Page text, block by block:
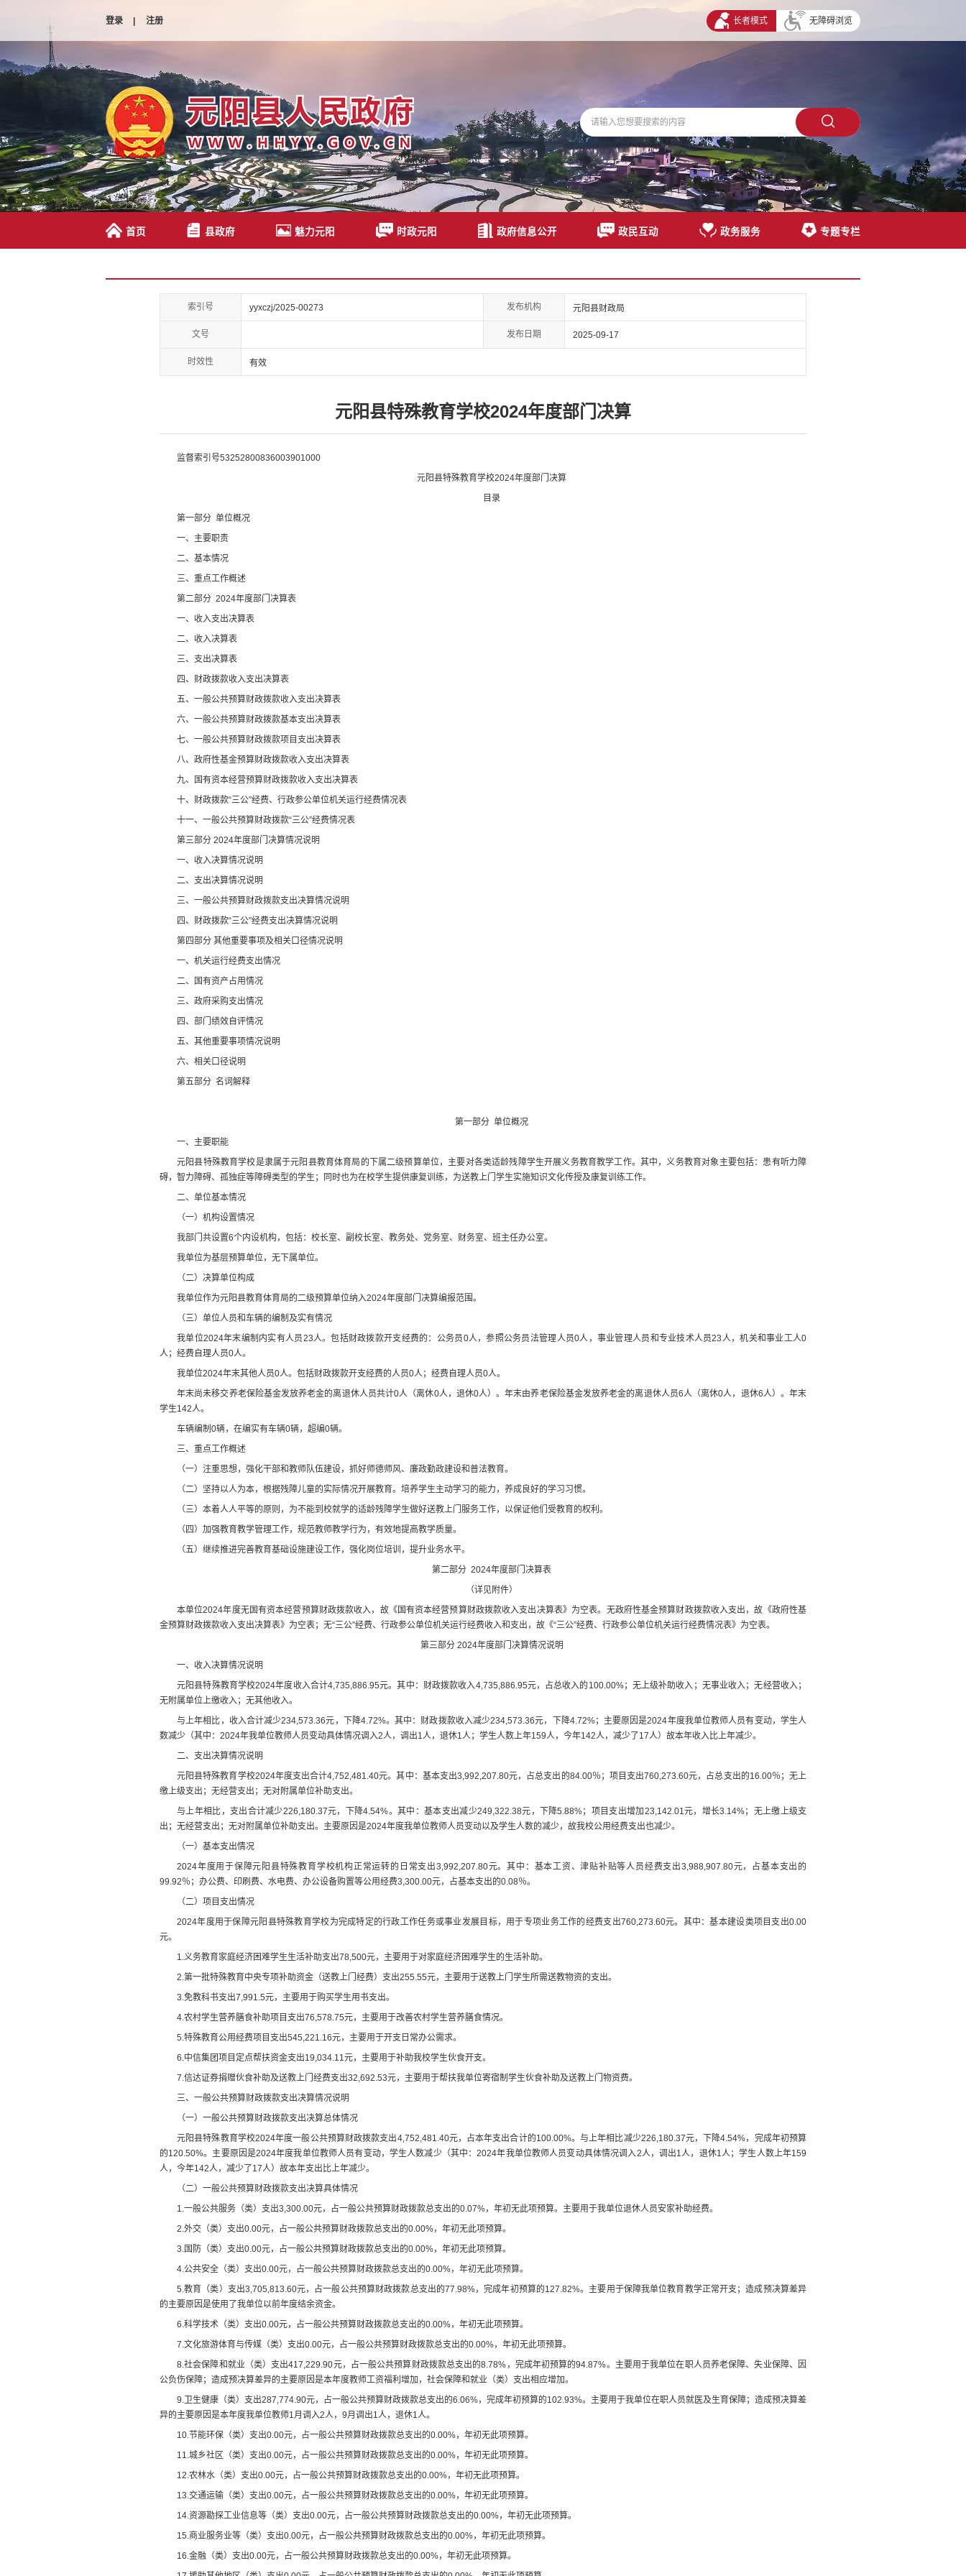
登录 | 注册 长者模式 无障碍浏览
首页 县政府 魅力元阳 时政元阳 政府信息公开 政民互动 政务服务 专题专栏
索引号 yyxczj/2025-00273 发布机构 元阳县财政局
文号 发布日期 2025-09-17
时效性 有效
元阳县特殊教育学校2024年度部门决算
监督索引号53252800836003901000
元阳县特殊教育学校2024年度部门决算
目录
第一部分 单位概况
一、主要职责
二、 基本情况
三、重点工作概述
第二部分 2024年度部门决算表
一、收入支出决算表
二、收入决算表
三、支出决算表
四、财政拨款收入支出决算表
五、一般公共预算财政拨款收入支出决算表
六、一般公共预算财政拨款基本支出决算表
七、 一般公共预算财政拨款项目支出决算表
八、政府性基金预算财政拨款收入支出决算表
九、国有资本经营预算财政拨款收入支出决算表
十、 财政拨款“三公”经费、行政参公单位机关运行经费情况表
十一、一般公共预算财政拨款“三公”经费情况表
第三部分 2024年度部门决算情况说明
一、收入决算情况说明
二、支出决算情况说明
三、一般公共预算财政拨款支出决算情况说明
四、财政拨款“三公”经费支出决算情况说明
第四部分 其他重要事项及相关口径情况说明
一、 机关运行经费支出情况
二、
国有资产占用情况
三、 政府采购支出情况
四、 部门绩效自评情况
五、 其他重要事项情况说明
六、相关口径说明
第五部分 名词解释
第一部分 单位概况
一、主要职能
元阳县特殊教育学校是隶属于元阳县教育体育局的下属二级预算单位，主要对各类适龄残障学生开展义务教育教学工作。其中，义务教育对象 主要包括： 患有听力 障
碍，智力障碍、 孤独症等障碍类型的学生 ； 同时也为在校学生提供康复训练，为送教上门学生实施知识文化传授及康复训练工作。
二、 单位基本情况
（一）机构设置情况
我部门共设置6个内设机构，包括：校长室、副校长室、教务处、党务室、财务室、班主任办公室。
我单位为基层预算单位，无下属单位。
（二） 决算单位构成
我单位作为元阳县教育体育局的二级预算单位纳入2024年度部门决算编报范围。
（三） 单位人员和车辆的编制及实有情况
我单位2024年末编制内实有人员23人。包括财政拨款开支经费的 ： 公务员0人，参照公务员法管理人员0人 ， 事业管理人员和专业技术人员23 人，机关和事业工人0
人 ；经费自理人员0人。
我单位2024年末其他人员0人。包括财政拨款开支经费的人员0人；经费自理人员0人。
年末尚未移交养老保险基金发放养老金的离退休人员共计0人 （离休0人，退休0人）。年末由养老保险基金发放养老金的离退休人员6人 （离休0人，退休6人） 。年末
学生142人。
车辆编制 0辆，在编实有车辆0辆，超编0辆。
三、重点工作概述
（一） 注重思想，强化干部和教师队伍建设，抓好师德师风、廉政勤政建设和普法教育。
（二） 坚持以人为本，根据残障儿童的实际情况开展教育。培养学生主动学习的能力，养成良好的学习习惯。
（三） 本着人人平等的原则，为不能到校就学的适龄残障学生做好送教上门服务工作，以保证他们受教育的权利 。
（ 四） 加强教育教学管理工作，规范教师教学行为，有效地提高教学质量。
（五） 继续推进完善教育基础设施建设工作，强化岗位培训，提升业务水平。
第二部分 2024年度部门决算表
（详见附件）
本单位2024年度无国有资本经营预算财政拨款收入， 故《国有资本经营预算财政拨款收入支出决算表》为空表。无政府性基金预算财政拨款收入支出，故 《政府性基
金预算财政拨款收入支出决算表》为空表；无“三公”经费、行政参公单位机关运行经费收入和支出， 故 《“三公”经费、行政参公单位机关运行经费情况表》为空表。
第三部分 2024年度部门决算情况说明
一、收入决算情况说明
元阳县特殊教育学校2024年度收入合计4,735,886.95元。其中：财政拨款收入4,735,886.95元，占总收入的 100.00%； 无上级补助收入； 无事业收入；无经营收入；
无附属单位 上缴收入； 无其他收入。
与上年相比， 收入合计减少234,573.36元， 下降4.72%。其中： 财政拨款收入减少234,573.36元， 下降4.72%； 主要原因是2024年度我单位教师人员有变动，学生人
数减少（其中： 2024年我单位教师人员变动具体情况调入2人，调出1 人，退休1 人；学生人数上年159人，今年142人，减少了17人）故本年收入比上年减少。
二、支出决算情况说明
元阳县特殊教育学校2024年度支出合计4,752,481.40元。其中：基本支出3,992,207.80元，占总支出的84.00％；项目支出760,273.60元，占总支出的16.00％； 无 上
缴上级支出； 无经营支出； 无对附属单位补助支出。
与上年相比，支出合计减少226,180.37元， 下降4.54%。其中： 基本支出减少249,322.38元， 下降5.88%；项目支出增加23,142.01 元，增长3.14%； 无上缴上级支
出； 无经营支出； 无对附属单位补助支出。 主要原因是2024年度我单位教师人员变动以及学生人数的减少， 故我校公用经费支出也减少。
（一）基本支出情况
2024年度用于保障元阳县特殊教育学校机构正常运转的日常支出3,992,207.80元。其中： 基本工资、津贴补贴等人员经费支出3,988,907.80元， 占基本支出的
99.92％；办公费、印刷费、水电费、办公设备购置等公用经费3,300.00元， 占基本支出的0.08％。
（二）项目支出情况
2024年度用于保障元阳县特殊教育学校为完成特定的行政工作任务或事业发展目标，用于专项业务工作的经费支出760,273.60元。 其中：基本建设类项目支出0.00
元。
1. 义务教育家庭经济困难学生生活补助支出78,500元，主要用于对家庭经济困难学生的生活补助。
2. 第一批特殊教育中央专项补助资金（送教上门经费）支出255.55元，主要用于送教上门学生所需送教物资的支出。
3. 免教科书支出7,991.5元，主要用于购买学生用书支出。
4. 农村学生营养膳食补助项目支出76,578.75元，主要用于改善农村学生营养膳食情况。
5. 特殊教育公用经费项目支出545,221.16元，主要用于开支日常办公需求。
6. 中信集团项目定点帮扶资金支出19,034.11 元，主要用于补助我校学生伙食开支。
7. 信达证券捐赠伙食补助及送教上门经费支出32,692.53元，主要用于帮扶我单位寄宿制学生伙食补助及送教上门物资费。
三、一般公共预算财政拨款支出决算情况说明
（一）一般公共预算财政拨款支出决算总体情况
元阳县特殊教育学校2024年度一般公共预算财政拨款支出4,752,481.40元， 占本年支出合计的100.00%。与上年相比减少226,180.37元，下降4.54%，完成年初预算
的120.50%。 主要原因是2024年度我单位教师人员有变动，学生人数减少（其中：2024年我单位教师人员变动具体情况调入2人，调出1 人，退休1 人 ；学生人数上年159
人，今年142人，减少了17人）故本年支出比上年减少。
（二）一般公共预算财政拨款支出决算具体情况
1. 一般公共服务（类）支出3,300.00元，占一般公共预算财政拨款总支出的0.07%，年初无此项预算。主要用于我单位退休人员安家补助经费。
2. 外交（类）支出0.00元，占一般公共预算财政拨款总支出的0.00%， 年初无此项预算。
3. 国防（类）支出0.00元，占一般公共预算财政拨款总支出的0.00%， 年初无此项预算。
4. 公共安全（类）支出0.00元，占一般公共预算财政拨款总支出的0.00%， 年初无此项预算。
5. 教育（类）支出3,705,813.60元，占一般公共预算财政拨款总支出的77.98%，完成年初预算的127.82%。主要用于保障我单位教育教学正常开支 ；造成预决算差异
的主要原因是使用了我单位以前年度结余资金。
6. 科学技术（类）支出0.00元，占一般公共预算财政拨款总支出的0.00%，年初无此项预算。
7. 文化旅游体育与传媒（类）支出0.00元，占一般公共预算财政拨款总支出的0.00%，年初无此项预算。
8. 社会保障和就业（类）支出417,229.90元，占一般公共预算财政拨款总支出的8.78% ， 完成年初预算的94.87%。 主要用于我单位在职人员养老保障、失业保障、因
公负伤保障； 造成预决算差异的主要原因是本年度教师工资福利增加，社会保障和就业（类）支出相应增加。
9. 卫生健康（类）支出287,774.90元，占一般公共预算财政拨款总支出的6.06%，完成年初预算的102.93%。主要用于我单位在职人员就医及生育保障； 造成预决算差
异的主要原因是本年度我单位教师1 月调入2人， 9月调出1 人，退休1 人。
10. 节能环保（类）支出0.00元，占一般公共预算财政拨款总支出的0.00%， 年初无此项预算。
11. 城乡社区（类）支出0.00元，占一般公共预算财政拨款总支出的0.00%， 年初无此项预算。
12. 农林水（类）支出0.00元，占一般公共预算财政拨款总支出的0.00%， 年初无此项预算。
13. 交通运输（类）支出0.00元，占一般公共预算财政拨款总支出的0.00%， 年初无此项预算。
14. 资源勘探工业信息等（类）支出0.00元，占一般公共预算财政拨款总支出的0.00%， 年初无此项预算。
15. 商业服务业等（类）支出0.00元，占一般公共预算财政拨款总支出的0.00%， 年初无此项预算。
16. 金融（类）支出0.00元，占一般公共预算财政拨款总支出的0.00%， 年初无此项预算。